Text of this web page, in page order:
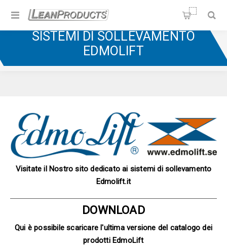
Soluzioni per la Lean
Manufacturing
Home / Sistemi di Sollevamento /
SISTEMI DI SOLLEVAMENTO
EDMOLIFT
Visitate il Nostro sito dedicato ai sistemi di sollevamento
Edmolift.it
DOWNLOAD
Qui è possibile scaricare l'ultima versione del catalogo dei
prodotti EdmoLift